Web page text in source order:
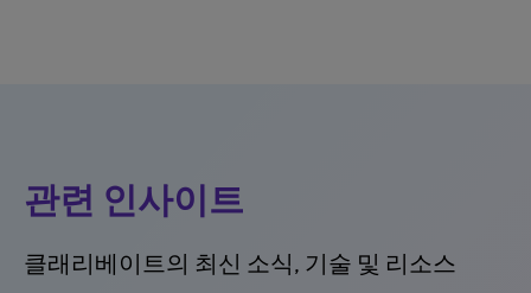
관련 인사이트
클래리베이트의 최신 소식, 기술 및 리소스